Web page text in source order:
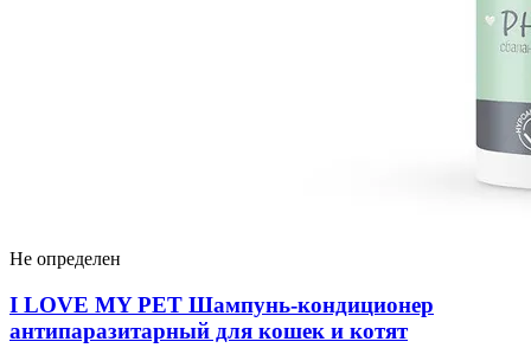
Не определен
I LOVЕ MY PET Шампунь-кондиционер
антипаразитарный для кошек и котят